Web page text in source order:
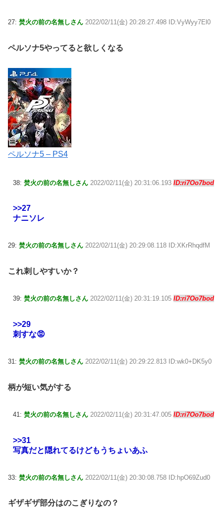
27: 焚火の前の名無しさん 2022/02/11(金) 20:28:27.498 ID:VyWyy7El0
ペルソナ5やってると欲しくなる
ペルソナ5 – PS4
38: 焚火の前の名無しさん 2022/02/11(金) 20:31:06.193 ID:ri7Oo7bod
>>27
ナニソレ
29: 焚火の前の名無しさん 2022/02/11(金) 20:29:08.118 ID:XKrRhqdfM
これ刺しやすいか？
39: 焚火の前の名無しさん 2022/02/11(金) 20:31:19.105 ID:ri7Oo7bod
>>29
刺すな😡
31: 焚火の前の名無しさん 2022/02/11(金) 20:29:22.813 ID:wk0+DK5y0
柄が短い気がする
41: 焚火の前の名無しさん 2022/02/11(金) 20:31:47.005 ID:ri7Oo7bod
>>31
写真だと隠れてるけどもうちょいあふ
33: 焚火の前の名無しさん 2022/02/11(金) 20:30:08.758 ID:hpO69Zud0
ギザギザ部分はのこぎりなの？